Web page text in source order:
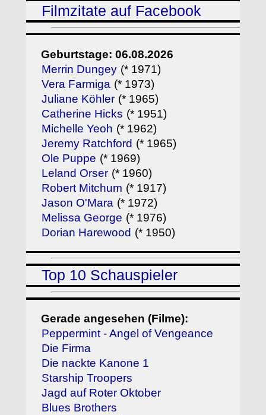
Filmzitate auf Facebook
Geburtstage: 06.08.2026
Merrin Dungey (* 1971)
Vera Farmiga (* 1973)
Juliane Köhler (* 1965)
Catherine Hicks (* 1951)
Michelle Yeoh (* 1962)
Jeremy Ratchford (* 1965)
Ole Puppe (* 1969)
Leland Orser (* 1960)
Robert Mitchum (* 1917)
Jason O'Mara (* 1972)
Melissa George (* 1976)
Dorian Harewood (* 1950)
Top 10 Schauspieler
Gerade angesehen (Filme):
Peppermint - Angel of Vengeance
Die Firma
Die nackte Kanone 1
Starship Troopers
Jagd auf Roter Oktober
Blues Brothers